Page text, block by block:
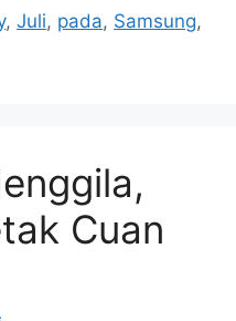
,Juli, pada, Samsung,
Cuan